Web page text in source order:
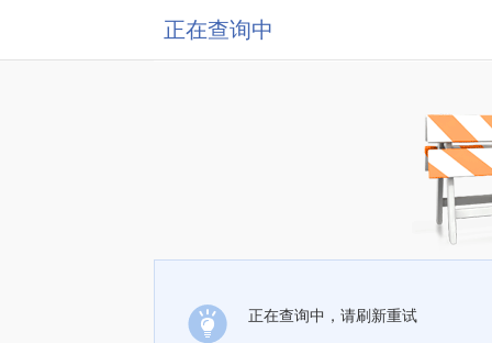
正在查询中
正在查询中，请刷新重试